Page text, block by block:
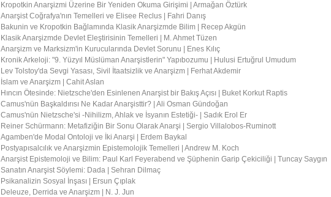
Kropotkin Anarşizmi Üzerine Bir Yeniden Okuma Girişimi | Armağan Öztürk
Anarşist Coğrafya'nın Temelleri ve Elisee Reclus | Fahri Danış
Bakunin ve Kropotkin Bağlamında Klasik Anarşizmde Bilim | Recep Akgün
Klasik Anarşizmde Devlet Eleştirisinin Temelleri | M. Ahmet Tüzen
Anarşizm ve Marksizm'in Kurucularında Devlet Sorunu | Enes Kılıç
Kronik Arkeloji: "9. Yüzyıl Müslüman Anarşistlerin" Yapıbozumu | Hulusi Ertuğrul Umudum
Lev Tolstoy'da Sevgi Yasası, Sivil İtaatsizlik ve Anarşizm | Ferhat Akdemir
İslam ve Anarşizm | Cahit Aslan
Hıncın Ötesinde: Nietzsche'den Esinlenen Anarşist bir Bakış Açısı | Buket Korkut Raptis
Camus'nün Başkaldırısı Ne Kadar Anarşisttir? | Ali Osman Gündoğan
Camus'nün Nietzsche'si -Nihilizm, Ahlak ve İsyanın Estetiği- | Sadık Erol Er
Reiner Schürmann: Metafiziğin Bir Sonu Olarak Anarşi | Sergio Villalobos-Ruminott
Agamben'de Modal Ontoloji ve İki Anarşi | Erdem Baykal
Postyapısalcılık ve Anarşizmin Epistemolojik Temelleri | Andrew M. Koch
Anarşist Epistemoloji ve Bilim: Paul Karl Feyerabend ve Şüphenin Garip Çekiciliği | Tuncay Saygın
Sanatın Anarşist Söylemi: Dada | Sehran Dilmaç
Psikanalizin Sosyal İnşası | Ersun Çıplak
Deleuze, Derrida ve Anarşizm | N. J. Jun